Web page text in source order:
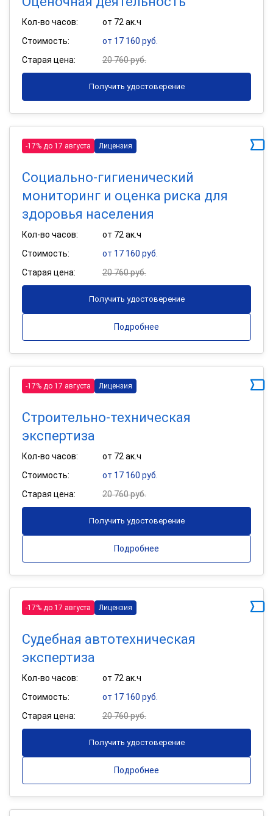
Кол-во часов:
от 72 ак.ч
Стоимость:
от 17 160 руб.
Старая цена:
20 760 руб.
Получить удостоверение
-17% до 17 августа Лицензия
Социально-гигиенический
мониторинг и оценка риска для
здоровья населения
Кол-во часов:
от 72 ак.ч
Стоимость:
от 17 160 руб.
Старая цена:
20 760 руб.
Получить удостоверение
Подробнее
-17% до 17 августа Лицензия
Строительно-техническая
экспертиза
Кол-во часов:
от 72 ак.ч
Стоимость:
от 17 160 руб.
Старая цена:
20 760 руб.
Получить удостоверение
Подробнее
-17% до 17 августа Лицензия
Судебная автотехническая
экспертиза
Кол-во часов:
от 72 ак.ч
Стоимость:
от 17 160 руб.
Старая цена:
20 760 руб.
Получить удостоверение
Подробнее